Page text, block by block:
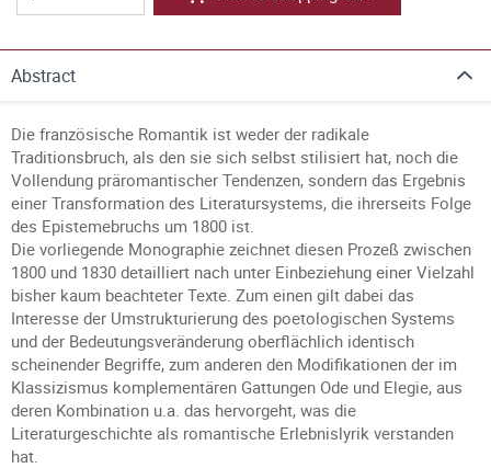
Abstract
Die französische Romantik ist weder der radikale
Traditionsbruch, als den sie sich selbst stilisiert hat, noch die
Vollendung präromantischer Tendenzen, sondern das Ergebnis
einer Transformation des Literatursystems, die ihrerseits Folge
des Epistemebruchs um 1800 ist.
Die vorliegende Monographie zeichnet diesen Prozeß zwischen
1800 und 1830 detailliert nach unter Einbeziehung einer Vielzahl
bisher kaum beachteter Texte. Zum einen gilt dabei das
Interesse der Umstrukturierung des poetologischen Systems
und der Bedeutungsveränderung oberflächlich identisch
scheinender Begriffe, zum anderen den Modifikationen der im
Klassizismus komplementären Gattungen Ode und Elegie, aus
deren Kombination u.a. das hervorgeht, was die
Literaturgeschichte als romantische Erlebnislyrik verstanden
hat.